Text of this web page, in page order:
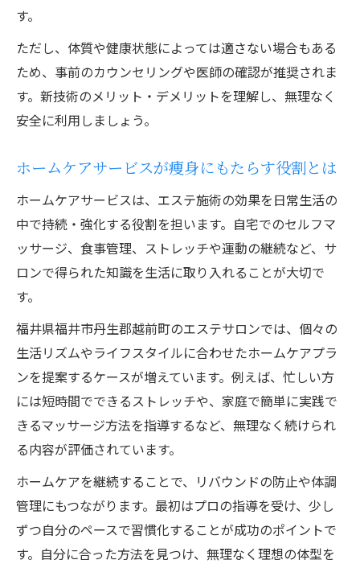
す。
ただし、体質や健康状態によっては適さない場合もある
ため、事前のカウンセリングや医師の確認が推奨されま
す。新技術のメリット・デメリットを理解し、無理なく
安全に利用しましょう。
ホームケアサービスが痩身にもたらす役割とは
ホームケアサービスは、エステ施術の効果を日常生活の
中で持続・強化する役割を担います。自宅でのセルフマ
ッサージ、食事管理、ストレッチや運動の継続など、サ
ロンで得られた知識を生活に取り入れることが大切で
す。
福井県福井市丹生郡越前町のエステサロンでは、個々の
生活リズムやライフスタイルに合わせたホームケアプラ
ンを提案するケースが増えています。例えば、忙しい方
には短時間でできるストレッチや、家庭で簡単に実践で
きるマッサージ方法を指導するなど、無理なく続けられ
る内容が評価されています。
ホームケアを継続することで、リバウンドの防止や体調
管理にもつながります。最初はプロの指導を受け、少し
ずつ自分のペースで習慣化することが成功のポイントで
す。自分に合った方法を見つけ、無理なく理想の体型を